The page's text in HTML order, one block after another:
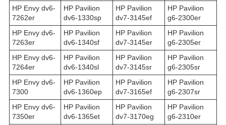
HP Envy dv6-
7262er
HP Pavilion
dv6-1330sp
HP Pavilion
dv7-3145ef
HP Pavilion
g6-2300er
HP Envy dv6-
7263er
HP Pavilion
dv6-1340sf
HP Pavilion
dv7-3145er
HP Pavilion
g6-2305er
HP Envy dv6-
7264er
HP Pavilion
dv6-1340sl
HP Pavilion
dv7-3145sr
HP Pavilion
g6-2305sr
HP Envy dv6-
7300
HP Pavilion
dv6-1360ep
HP Pavilion
dv7-3165ef
HP Pavilion
g6-2307sr
HP Envy dv6-
7350er
HP Pavilion
dv6-1365et
HP Pavilion
dv7-3170eg
HP Pavilion
g6-2310er